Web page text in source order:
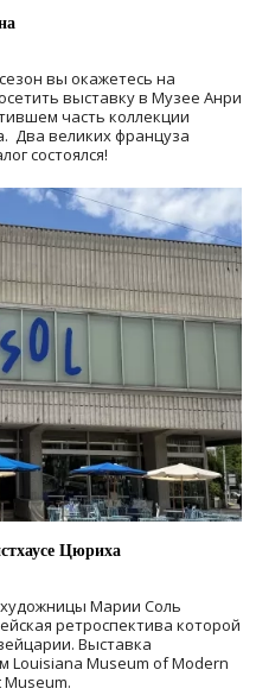
вы окажетесь на
выставку в Музее Анри
часть коллекции
Два великих француза
состоялся!
Цюриха
художницы Марии Соль
ретроспектива которой
Выставка
Louisiana Museum of Modern